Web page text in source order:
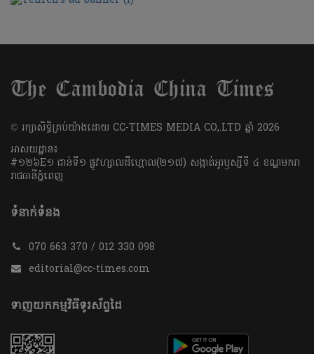
​© រក្សា​សិទ្ធិ​គ្រប់​យ៉ាង​ដោយ​ CC-TIMES MEDIA CO,.LTD ឆ្នាំ​ 2026
អាសយដ្ឋាន៖
#១២៦E១ ជាន់ទី១ ផ្លូវហ្សាលដឺហ្គោល(២១៧) សង្កាត់អូរឫស្សីទី ៤ ខណ្ឌមករា
រាជធានីភ្នំពេញ
ទំនាក់ទំនង
070 663 370 / 012 330 098
editorial@cc-times.com
ទាញយកកម្មវិធីទូរស័ព្ទដៃ